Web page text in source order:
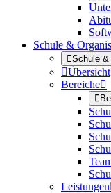
Schule &
Schule &
Übersicht
Bereiche

Leistungen